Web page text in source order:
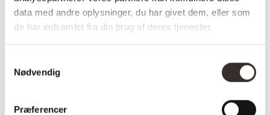
data med andre oplysninger, du har givet dem, eller som
de har indsamlet fra din brug af deres tjenester.
Nødvendig
Præferencer
Længde: 54/120 cm
Bredde: 57/120 cm
Vægt
Vægt